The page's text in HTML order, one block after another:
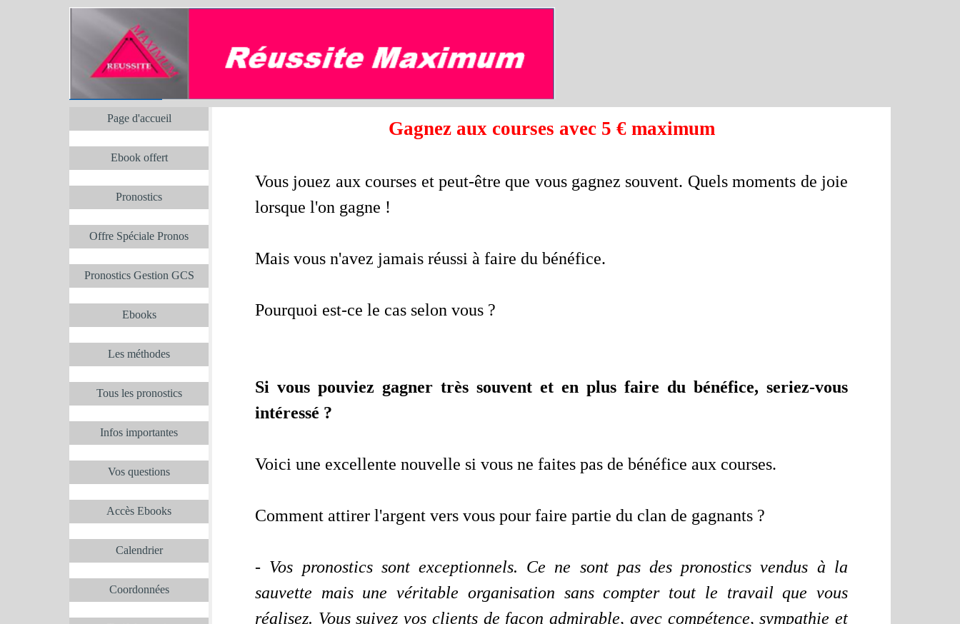
Aller au contenu
Sauter le menu
Sauter le menu
Page d'accueil
Ebook offert
Pronostics
Offre Spéciale Pronos
Pronostics Gestion GCS
Ebooks
Les méthodes
Tous les pronostics
Infos importantes
Vos questions
Accès Ebooks
Calendrier
Coordonnées
Gagnez aux courses avec 5 € maximum
Vous jouez aux courses et peut-être que vous gagnez souvent. Quels moments de joie
lorsque l'on gagne !
Mais vous n'avez jamais réussi à faire du bénéfice.
Pourquoi est-ce le cas selon vous ?
Si vous pouviez gagner très souvent et en plus faire du bénéfice, seriez-vous
intéressé ?
Voici une excellente nouvelle si vous ne faites pas de bénéfice aux courses.
Comment attirer l'argent vers vous pour faire partie du clan de gagnants ?
- Vos pronostics sont exceptionnels. Ce ne sont pas des pronostics vendus à la
sauvette mais une véritable organisation sans compter tout le travail que vous
réalisez. Vous suivez vos clients de façon admirable, avec compétence, sympathie et